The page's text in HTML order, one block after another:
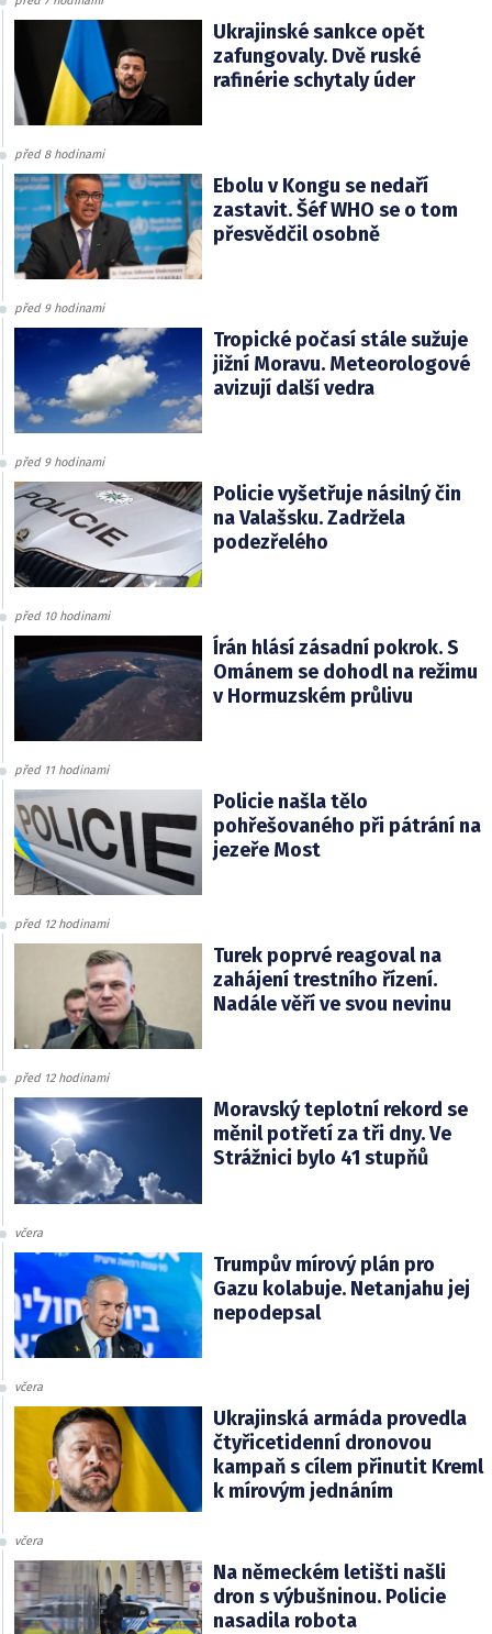
Ukrajinské sankce opět
zafungovaly. Dvě ruské
rafinérie schytaly úder
před 8 hodinami
Ebolu v Kongu se nedaří
zastavit. Šéf WHO se o tom
přesvědčil osobně
před 9 hodinami
Tropické počasí stále sužuje
jižní Moravu. Meteorologové
avizují další vedra
před 9 hodinami
Policie vyšetřuje násilný čin
na Valašsku. Zadržela
podezřelého
před 10 hodinami
Írán hlásí zásadní pokrok. S
Ománem se dohodl na režimu
v Hormuzském průlivu
před 11 hodinami
Policie našla tělo
pohřešovaného při pátrání na
jezeře Most
před 12 hodinami
Turek poprvé reagoval na
zahájení trestního řízení.
Nadále věří ve svou nevinu
před 12 hodinami
Moravský teplotní rekord se
měnil potřetí za tři dny. Ve
Strážnici bylo 41 stupňů
včera
Trumpův mírový plán pro
Gazu kolabuje. Netanjahu jej
nepodepsal
včera
Ukrajinská armáda provedla
čtyřicetidenní dronovou
kampaň s cílem přinutit Kreml
k mírovým jednáním
včera
Na německém letišti našli
dron s výbušninou. Policie
nasadila robota